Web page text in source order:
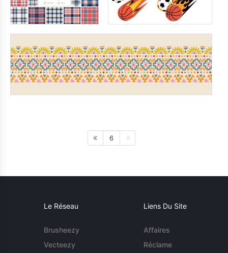
6
Le Réseau
Brusheezy
Vecteezy
Liens Du Site
Affaires
Réclame